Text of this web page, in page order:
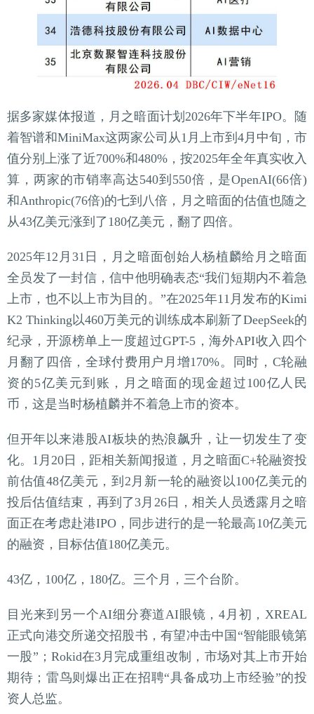
据多家媒体报道，月之暗面计划2026年下半年IPO。随
着智谱和MiniMax这两家公司从1月上市到4月中旬，市
值分别上涨了近700%和480%，按2025年全年真实收入
算，两家的市销率高达540到550倍，是OpenAI(66倍)
和Anthropic(76倍)的七到八倍，月之暗面的估值也随之
从43亿美元涨到了180亿美元，翻了四倍。
2025年12月31日，月之暗面创始人杨植麟给月之暗面
全员发了一封信，信中他明确表态“我们短期内不着急
上市，也不以上市为目的。”在2025年11月发布的Kimi
K2 Thinking以460万美元的训练成本刷新了DeepSeek的
纪录，开源榜单上一度超过GPT-5，海外API收入四个
月翻了四倍，全球付费用户月增170%。同时，C轮融
资的5亿美元到账，月之暗面的现金超过100亿人民
币，这是当时杨植麟并不着急上市的资本。
但开年以来港股AI板块的热浪飙升，让一切发生了变
化。1月20日，距相关新闻报道，月之暗面C+轮融资投
前估值48亿美元，到2月新一轮的融资以100亿美元的
投后估值结束，再到了3月26日，相关人员透露月之暗
面正在考虑赴港IPO，同步进行的是一轮最高10亿美元
的融资，目标估值180亿美元。
43亿，100亿，180亿。三个月，三个台阶。
目光来到另一个AI细分赛道AI眼镜，4月初，XREAL
正式向港交所递交招股书，有望冲击中国“智能眼镜第
一股”；Rokid在3月完成重组改制，市场对其上市开始
期待；雷鸟则爆出正在招聘“具备成功上市经验”的投
资人总监。